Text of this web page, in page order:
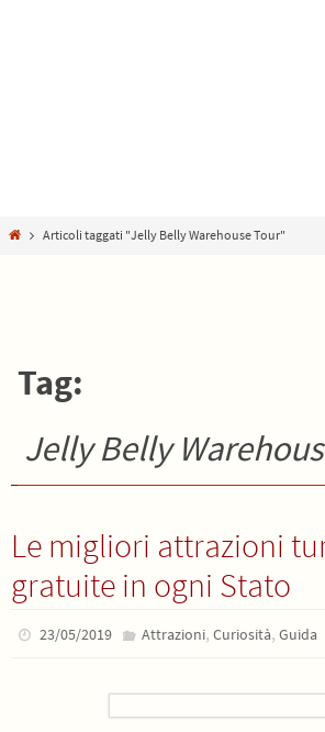
HomeArticoli taggati "Jelly Belly Warehouse Tour"
Tag:
Jelly Belly
Le migliori attrazioni
gratuite in ogni Stato
23/05/2019 Attrazioni, Curiosità, Guida